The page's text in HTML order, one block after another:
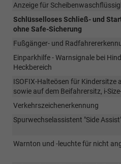
Anzeige für
Schlüsselloses Schließ- und
ohne Safe-Sicherung
Fußgänger- und
Einparkhilfe - Warnsignale bei
Heckbereich
ISOFIX-Halteösen für Kindersitze
sowie auf dem Beifahrersitz, i-
Verkehrszeichenerkennung
Spurwechselassistent "Side
Warnton und -leuchte für nicht